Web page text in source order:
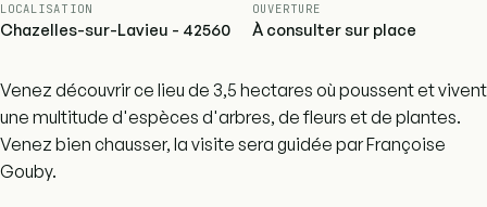
LOCALISATION
Chazelles-sur-Lavieu - 42560
OUVERTURE
À consulter sur place
Venez découvrir ce lieu de 3,5 hectares où poussent et vivent
une multitude d'espèces d'arbres, de fleurs et de plantes.
Venez bien chausser, la visite sera guidée par Françoise
Gouby.